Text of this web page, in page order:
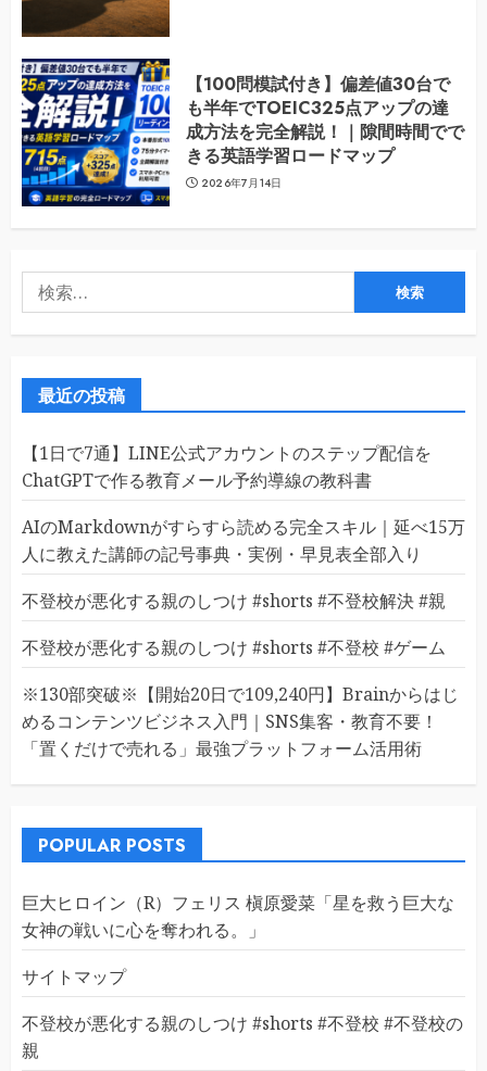
【100問模試付き】偏差値30台で
も半年でTOEIC325点アップの達
成方法を完全解説！｜隙間時間でで
きる英語学習ロードマップ
2026年7月14日
索:
最近の投稿
【1日で7通】LINE公式アカウントのステップ配信を
ChatGPTで作る教育メール予約導線の教科書
AIのMarkdownがすらすら読める完全スキル｜延べ15万
人に教えた講師の記号事典・実例・早見表全部入り
不登校が悪化する親のしつけ #shorts #不登校解決 #親
不登校が悪化する親のしつけ #shorts #不登校 #ゲーム
※130部突破※【開始20日で109,240円】Brainからはじ
めるコンテンツビジネス入門｜SNS集客・教育不要！
「置くだけで売れる」最強プラットフォーム活用術
POPULAR POSTS
巨大ヒロイン（R）フェリス 槇原愛菜「星を救う巨大な
女神の戦いに心を奪われる。」
サイトマップ
不登校が悪化する親のしつけ #shorts #不登校 #不登校の
親